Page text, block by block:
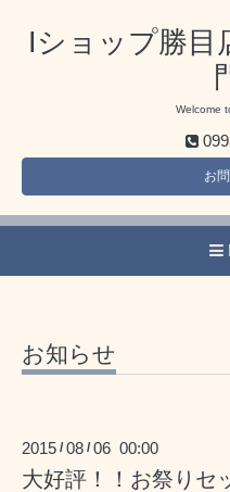
Iショップ勝目
Welcome
お
お知らせ
2015 /08 /06 00:00
大好評！！お祭りセ